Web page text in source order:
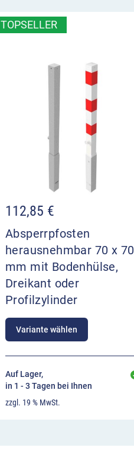
TOPSELLER
112,85 €
Absperrpfosten
herausnehmbar 70 x 70
mm mit Bodenhülse,
Dreikant oder
Profilzylinder
Variante wählen
Auf Lager,
in 1 - 3 Tagen bei Ihnen
zzgl. 19 % MwSt.